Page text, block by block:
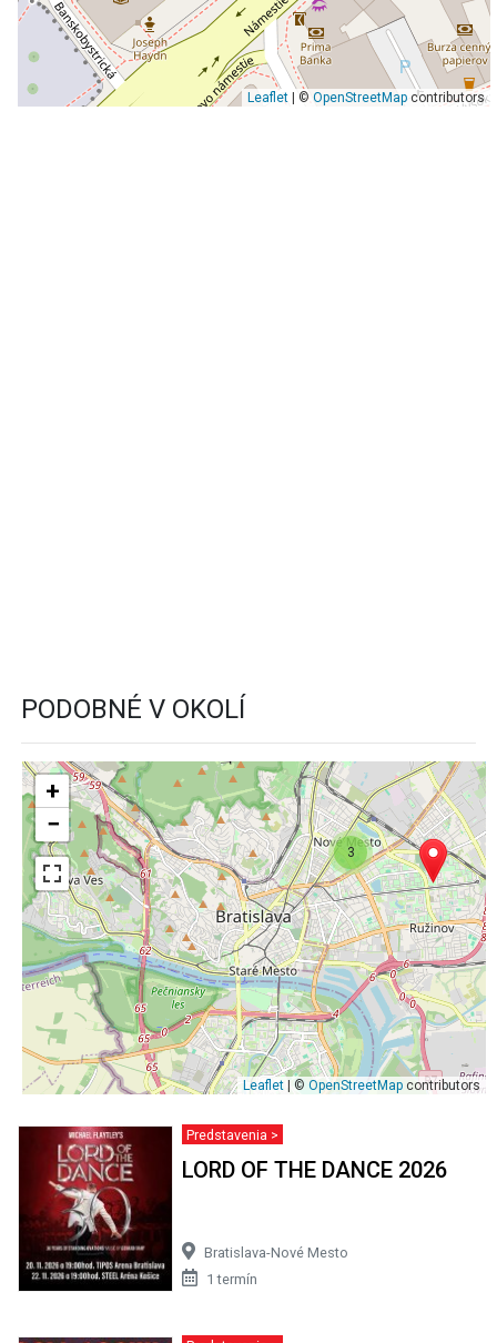
Leaflet| © OpenStreetMapcontributors
PODOBNÉ V OKOLÍ
3
+
−
Leaflet | © OpenStreetMap contributors
Predstavenia >
LORD OF THE DANCE 2026
Bratislava-Nové Mesto
1 termín